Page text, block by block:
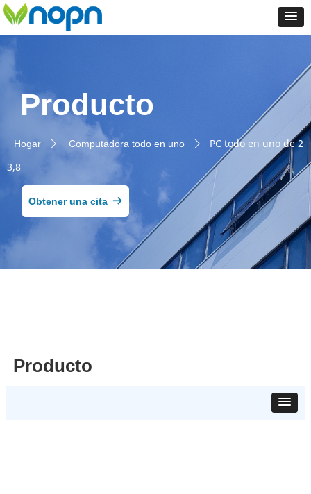
Producto
Hogar ꄲ Computadora todo en uno ꄲ
PC todo en uno de 2
3,8''
Obtener una cita 뀠
Producto